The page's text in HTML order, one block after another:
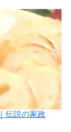
伝説の家政